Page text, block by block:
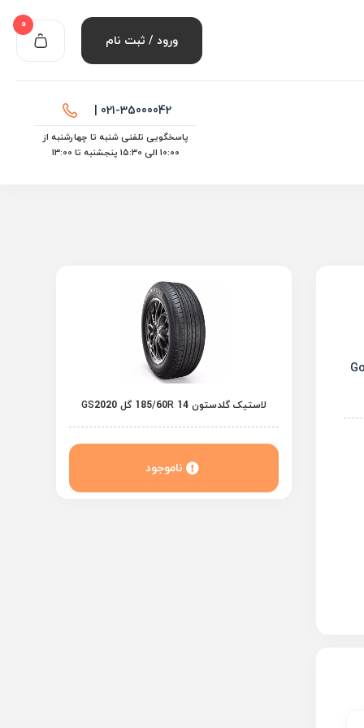
ورود / ثبت نام
0
021-35000042 |
پاسخگویی تلفنی شنبه تا چهارشنبه از
10:00 الی ۱۵:30 پنجشنبه تا 13:00
لاستیک گلدستون 185/60R 14 گل GS2020
ناموجود